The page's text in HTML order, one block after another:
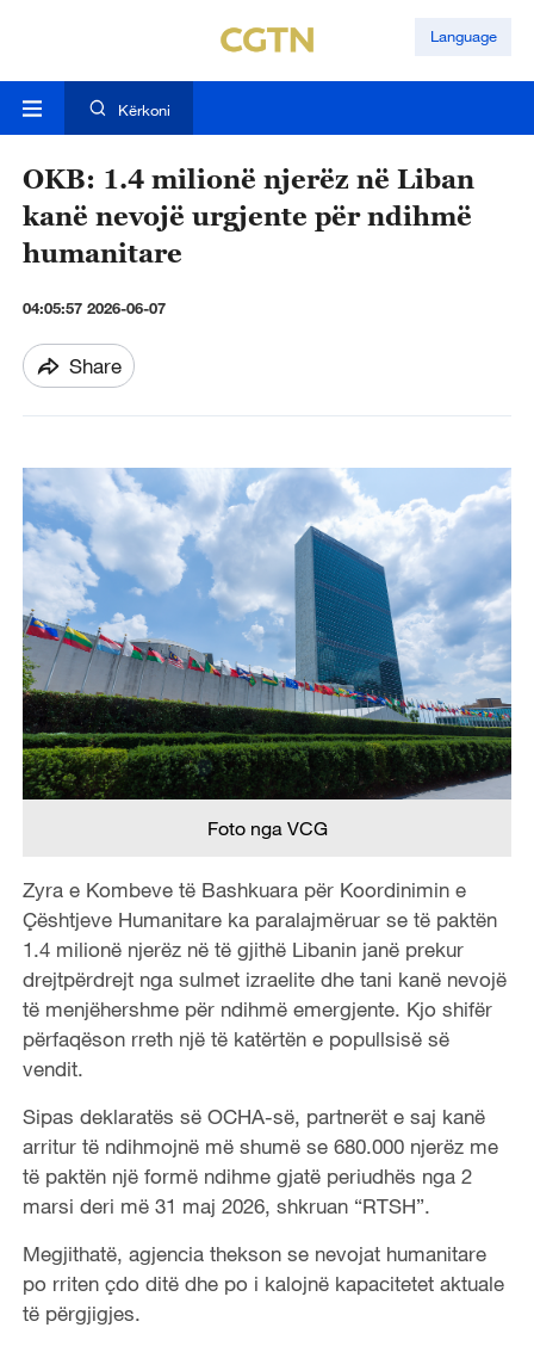
Language
Kërkoni
OKB: 1.4 milionë njerëz në Liban
kanë nevojë urgjente për ndihmë
humanitare
04:05:57 2026-06-07
Share
Foto nga VCG
Zyra e Kombeve të Bashkuara për Koordinimin e
Çështjeve Humanitare ka paralajmëruar se të paktën
1.4 milionë njerëz në të gjithë Libanin janë prekur
drejtpërdrejt nga sulmet izraelite dhe tani kanë nevojë
të menjëhershme për ndihmë emergjente. Kjo shifër
përfaqëson rreth një të katërtën e popullsisë së
vendit.
Sipas deklaratës së OCHA-së, partnerët e saj kanë
arritur të ndihmojnë më shumë se 680.000 njerëz me
të paktën një formë ndihme gjatë periudhës nga 2
marsi deri më 31 maj 2026, shkruan “RTSH”.
Megjithatë, agjencia thekson se nevojat humanitare
po rriten çdo ditë dhe po i kalojnë kapacitetet aktuale
të përgjigjes.